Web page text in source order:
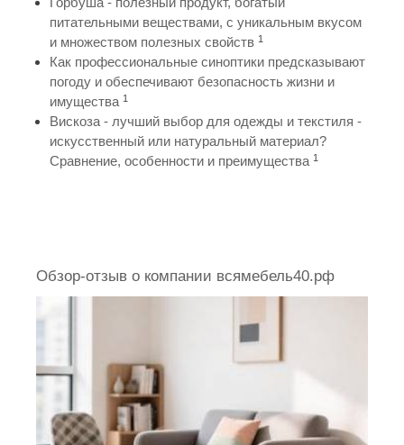
питательными веществами, с уникальным вкусом
и множеством полезных свойств 1
Как профессиональные синоптики предсказывают
погоду и обеспечивают безопасность жизни и
имущества 1
Вискоза - лучший выбор для одежды и текстиля -
искусственный или натуральный материал?
Сравнение, особенности и преимущества 1
Обзор-отзыв о компании всямебель40.рф